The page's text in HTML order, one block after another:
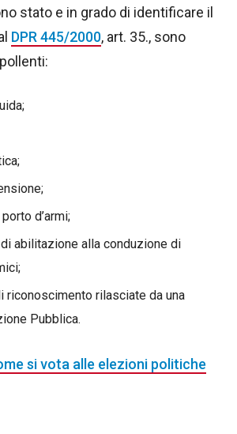
stato e in grado di identificare il
DPR 445/2000, art. 35., sono
d’armi;
abilitazione alla conduzione di
riconoscimento rilasciate da una
Pubblica.
si vota alle elezioni politiche